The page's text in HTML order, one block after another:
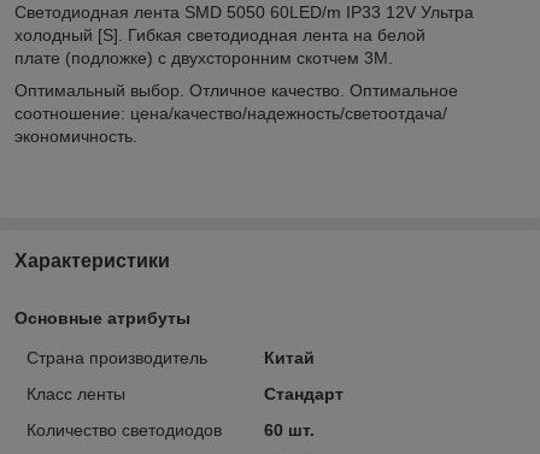
Светодиодная лента SMD 5050 60LED/m IP33 12V Ультра
холодный [S]. Гибкая светодиодная лента на белой
плате (подложке) с двухсторонним скотчем 3М.
Оптимальный выбор. Отличное качество. Оптимальное
соотношение: цена/качество/надежность/светоотдача/
экономичность.
Характеристики
Основные атрибуты
Страна производитель
Китай
Класс ленты
Стандарт
Количество светодиодов
60 шт.